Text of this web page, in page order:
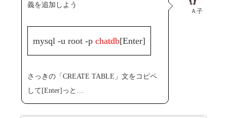
Ａ子
義を追加しよう
mysql -u root -pchatdb[Enter]
さっきの「CREATE TABLE」文をコピペ
して[Enter]っと…